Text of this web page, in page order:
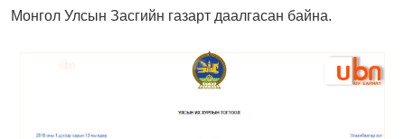
Монгол Улсын Засгийн газарт даалгасан байна.